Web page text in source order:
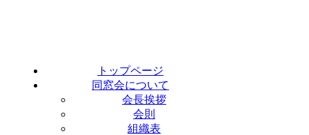
トップページ
同窓会について
会長挨拶
会則
組織表